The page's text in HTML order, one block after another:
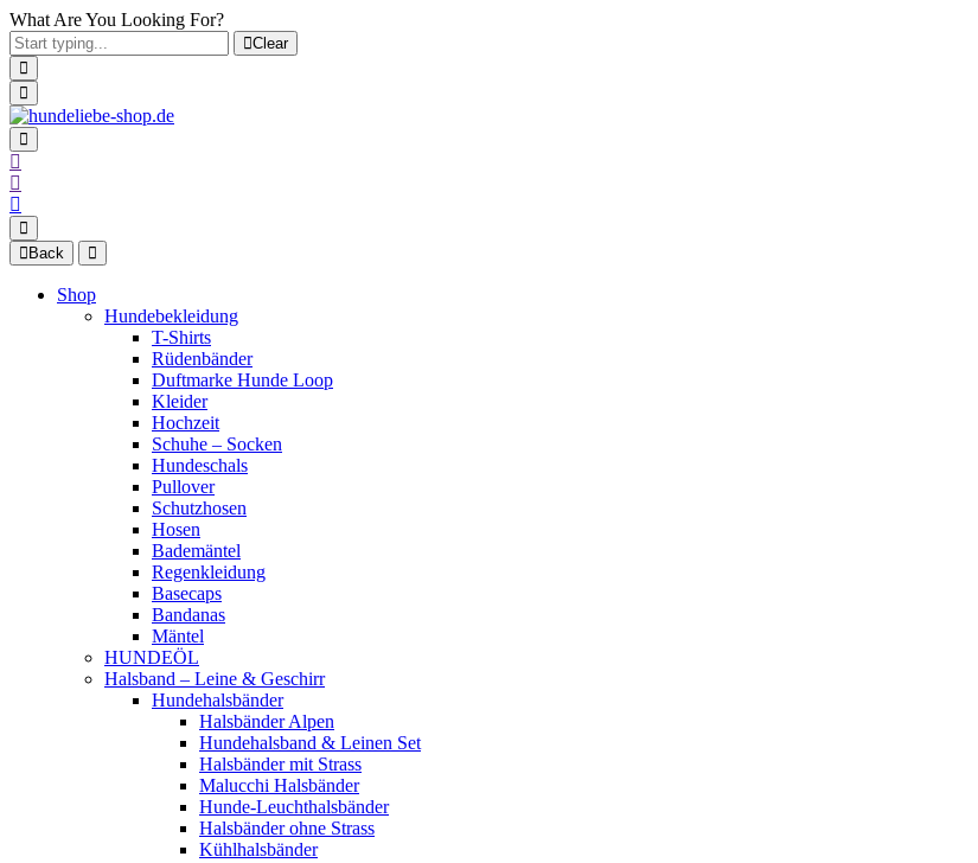
What Are You Looking For?
Clear
Back
Shop
Hundebekleidung
T-Shirts
Rüdenbänder
Duftmarke Hunde Loop
Kleider
Hochzeit
Schuhe – Socken
Hundeschals
Pullover
Schutzhosen
Hosen
Bademäntel
Regenkleidung
Basecaps
Bandanas
Mäntel
HUNDEÖL
Halsband – Leine & Geschirr
Hundehalsbänder
Halsbänder Alpen
Hundehalsband & Leinen Set
Halsbänder mit Strass
Malucchi Halsbänder
Hunde-Leuchthalsbänder
Halsbänder ohne Strass
Kühlhalsbänder